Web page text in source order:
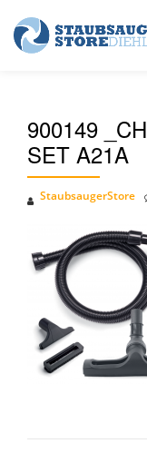
Skip
900149
SET A21A
StaubsaugerStore